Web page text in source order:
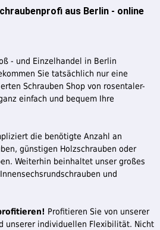
aus Berlin - online
- und Einzelhandel in Berlin
Sie tatsächlich nur eine
Schrauben Shop von rosentaler-
einfach und bequem Ihre
die benötigte Anzahl an
günstigen Holzschrauben oder
Weiterhin beinhaltet unser großes
und
Profitieren Sie von unserer
unserer individuellen Flexibilität. Nicht